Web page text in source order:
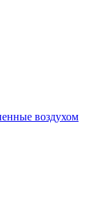
воздухом